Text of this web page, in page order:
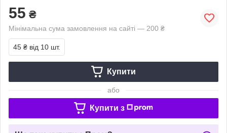
55 ₴
Мінімальна сума замовлення на сайті — 200 ₴
45 ₴ від 10 шт.
Купити
або
Купити з